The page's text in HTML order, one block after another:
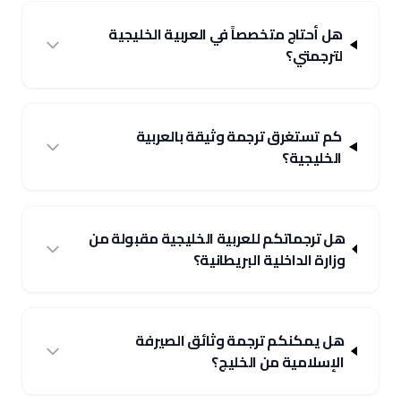
هل أحتاج متخصصاً في العربية الخليجية
لترجمتي؟
كم تستغرق ترجمة وثيقة بالعربية
الخليجية؟
هل ترجماتكم للعربية الخليجية مقبولة من
وزارة الداخلية البريطانية؟
هل يمكنكم ترجمة وثائق الصيرفة
الإسلامية من الخليج؟